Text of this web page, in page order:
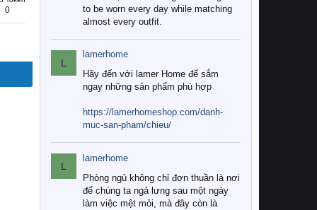
0
to be worn every day while matching
almost every outfit.
L
lamerhome
Hãy đến với lamer Home để sắm
ngay những sản phẩm phù hợp
https://lamerhomeshop.com/danh-
muc-san-pham/chieu/
L
lamerhome
Phòng ngủ không chỉ đơn thuần là nơi
để chúng ta ngả lưng sau một ngày
làm việc mệt mỏi, mà đây còn là